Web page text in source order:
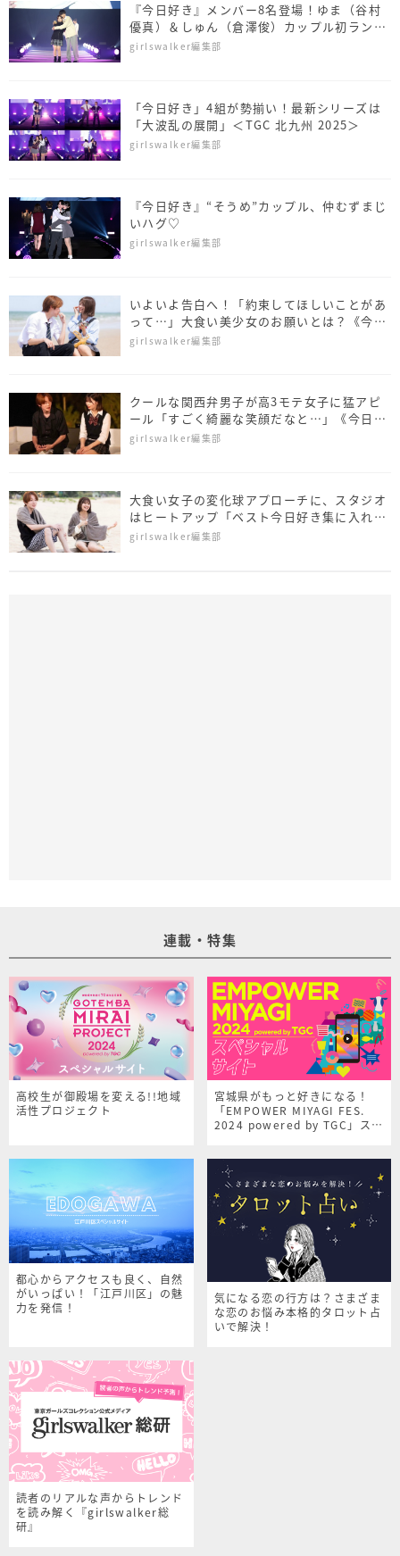
『今日好き』メンバー8名登場！ゆま（谷村
優真）＆しゅん（倉澤俊）カップル初ランウ
ェイ＜SDGs推進 TGC しずおか 2026＞
girlswalker編集部
「今日好き」4組が勢揃い！最新シリーズは
「大波乱の展開」＜TGC 北九州 2025＞
girlswalker編集部
『今日好き』“そうめ”カップル、仲むずまじ
いハグ♡
girlswalker編集部
いよいよ告白へ！「約束してほしいことがあ
って…」大食い美少女のお願いとは？《今日
好き ホアヒン編 第4話》
girlswalker編集部
クールな関西弁男子が高3モテ女子に猛アピ
ール「すごく綺麗な笑顔だなと…」《今日好
き ホアヒン編 第3話》
girlswalker編集部
大食い女子の変化球アプローチに、スタジオ
はヒートアップ「ベスト今日好き集に入れて
ほしい」《今日好き ホアヒン編 第2話》
girlswalker編集部
連載・特集
高校生が御殿場を変える!!地域
活性プロジェクト
宮城県がもっと好きになる！
「EMPOWER MIYAGI FES.
2024 powered by TGC」スペ
都心からアクセスも良く、自然
がいっぱい！「江戸川区」の魅
力を発信！
気になる恋の行方は？さまざま
な恋のお悩み本格的タロット占
いで解決！
読者のリアルな声からトレンド
を読み解く『girlswalker総
研』